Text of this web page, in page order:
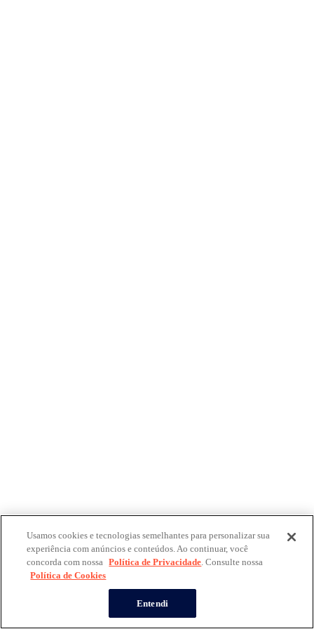
Usamos cookies e tecnologias semelhantes para personalizar sua
experiência com anúncios e conteúdos. Ao continuar, você
concorda com nossa Política de Privacidade. Consulte nossa
Política de Cookies
Entendi